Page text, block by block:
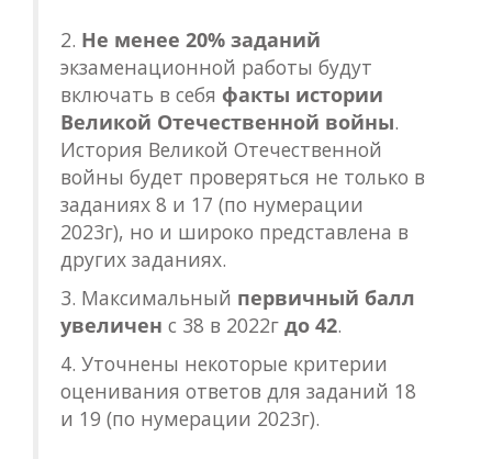
2. Не менее 20% заданий
экзаменационной работы будут
включать в себя факты истории
Великой Отечественной войны.
История Великой Отечественной
войны будет проверяться не только в
заданиях 8 и 17 (по нумерации
2023г), но и широко представлена в
других заданиях.
3. Максимальный первичный балл
увеличен с 38 в 2022г до 42.
4. Уточнены некоторые критерии
оценивания ответов для заданий 18
и 19 (по нумерации 2023г).